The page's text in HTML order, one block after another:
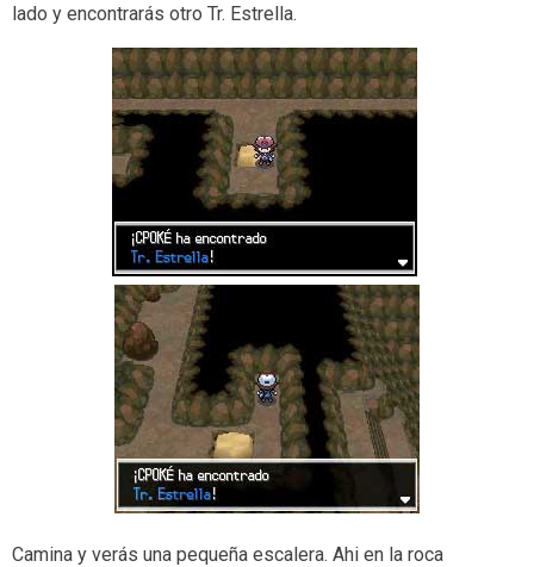
lado y encontrarás otro Tr. Estrella.
Camina y verás una pequeña escalera. Ahi en la roca